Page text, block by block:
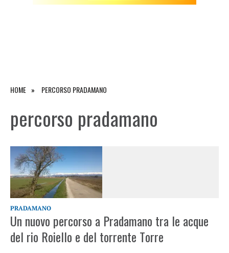
HOME PERCORSO PRADAMANO
percorso pradamano
PRADAMANO
Un nuovo percorso a Pradamano tra le acque
del rio Roiello e del torrente Torre